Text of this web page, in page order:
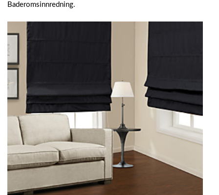
Baderomsinnredning.